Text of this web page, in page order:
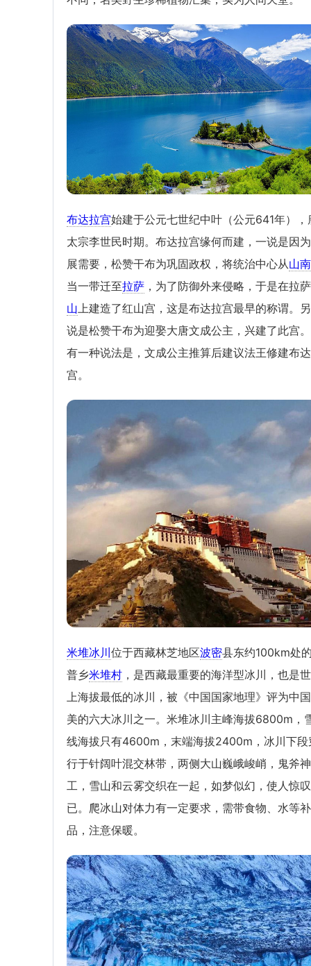
布达拉宫始建于公元七世纪中叶（公元641年），
太宗李世民时期。布达拉宫缘何而建，一说是因
展需要，松赞干布为巩固政权，将统治中心从山南
当一带迁至拉萨 ，为了防御外来侵略，于是在拉萨
山上建造了红山宫，这是布达拉宫最早的称谓。
说是松赞干布为迎娶大唐文成公主，兴建了此宫
有一种说法是，文成公主推算后建议法王修建布
宫。
米堆冰川 位于西藏林芝地区波密县东约100km处
普乡米堆村 ，是西藏最重要的海洋型冰川，也是
上海拔最低的冰川，被《中国国家地理》评为中
美的六大冰川之一。米堆冰川主峰海拔6800m，
线海拔只有4600m，末端海拔2400m，冰川下段
行于针阔叶混交林带，两侧大山巍峨峻峭，鬼斧神
工，雪山和云雾交织在一起，如梦似幻，使人惊
已。爬冰山对体力有一定要求，需带食物、水等
品，注意保暖。